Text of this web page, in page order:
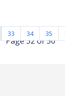
Page 32 of 50
33 34 35